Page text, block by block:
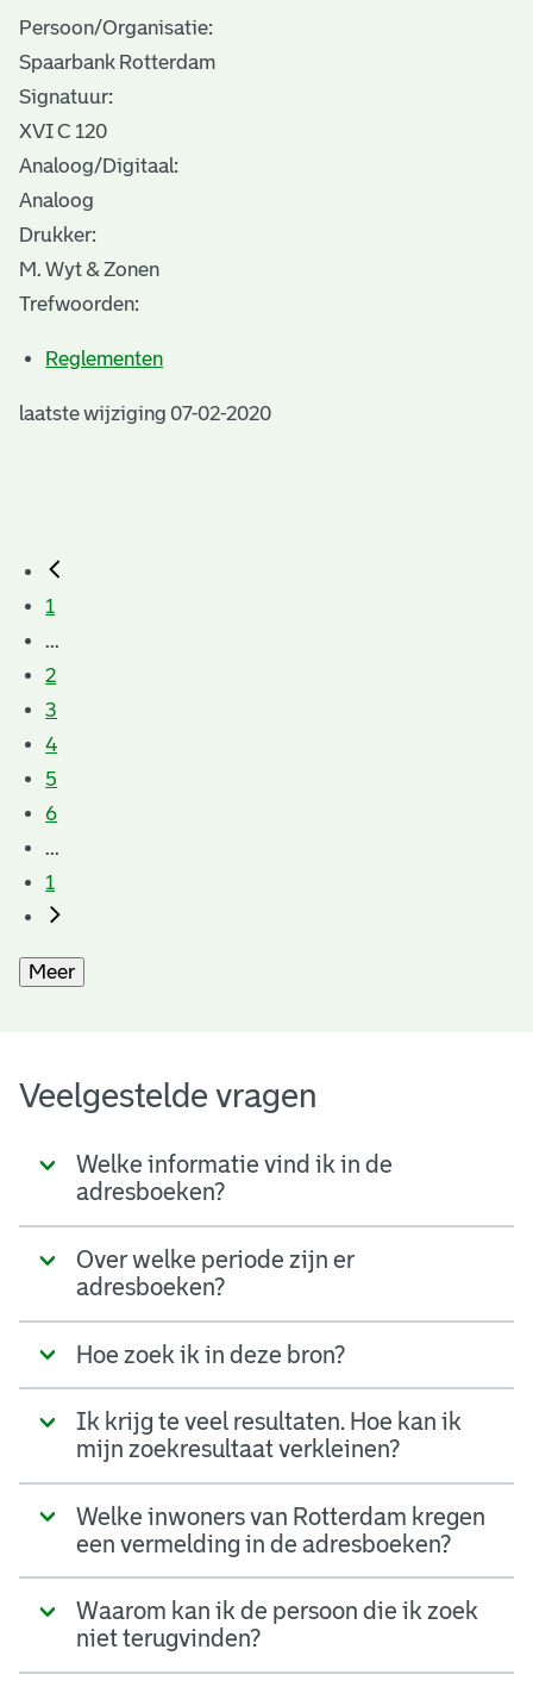
Persoon/Organisatie:
Spaarbank Rotterdam
Signatuur:
XVI C 120
Analoog/Digitaal:
Analoog
Drukker:
M. Wyt & Zonen
Trefwoorden:
Reglementen
laatste wijziging 07-02-2020
1
...
2
3
4
5
6
...
1
Meer
Veelgestelde vragen
Welke informatie vind ik in de
adresboeken?
Over welke periode zijn er
adresboeken?
Hoe zoek ik in deze bron?
Ik krijg te veel resultaten. Hoe kan ik
mijn zoekresultaat verkleinen?
Welke inwoners van Rotterdam kregen
een vermelding in de adresboeken?
Waarom kan ik de persoon die ik zoek
niet terugvinden?